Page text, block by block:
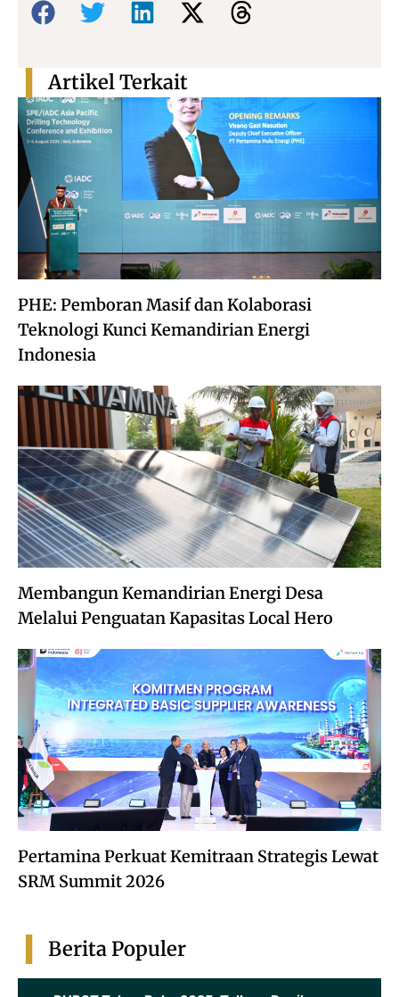
PHE: Pemboran Masif dan Kolaborasi
Teknologi Kunci Kemandirian Energi
Indonesia
Membangun Kemandirian Energi Desa
Melalui Penguatan Kapasitas Local Hero
Pertamina Perkuat Kemitraan Strategis Lewat
SRM Summit 2026
Artikel Terkait
Berita Populer